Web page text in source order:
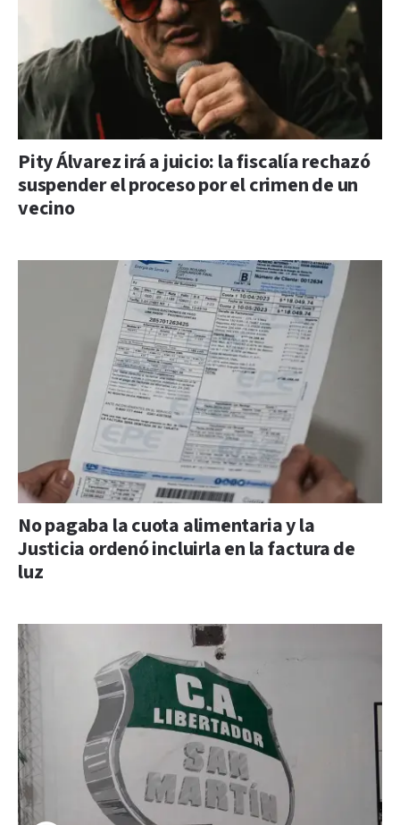
Pity Álvarez irá a juicio: la fiscalía rechazó
suspender el proceso por el crimen de un
vecino
No pagaba la cuota alimentaria y la
Justicia ordenó incluirla en la factura de
luz